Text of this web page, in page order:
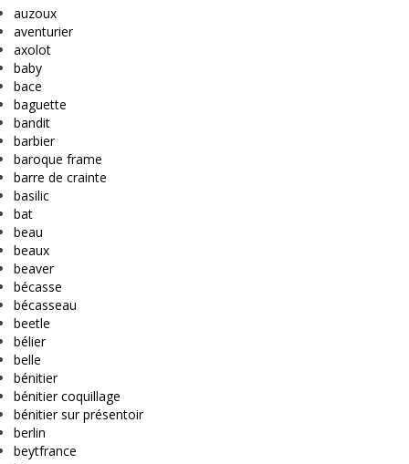
auzoux
aventurier
axolot
baby
bace
baguette
bandit
barbier
baroque frame
barre de crainte
basilic
bat
beau
beaux
beaver
bécasse
bécasseau
beetle
bélier
belle
bénitier
bénitier coquillage
bénitier sur présentoir
berlin
beytfrance